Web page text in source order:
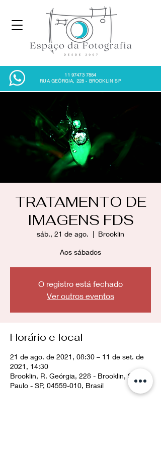
11 97473 7884
RUA GEÓRGIA, 228 - BROOKLIN SP
TRATAMENTO DE
IMAGENS FDS
sáb., 21 de ago.
  |
Brooklin
Aos sábados
O registro está fechado
Ver outros eventos
Horário e local
21 de ago. de 2021, 08:30 – 11 de set. de
2021, 14:30
Brooklin, R. Geórgia, 228 - Brooklin, São
Paulo - SP, 04559-010, Brasil